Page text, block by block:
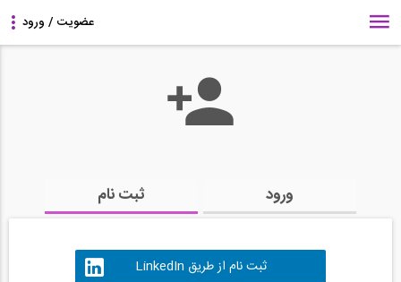
ورود ثبت نام
ثبت نام از طریق LinkedIn